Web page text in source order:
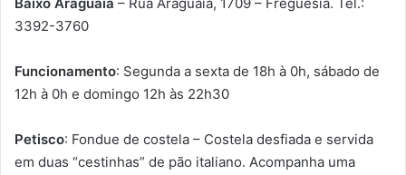
3392-3760
Funcionamento: Segunda a sexta de 18h à 0h, sábado de
12h à 0h e domingo 12h às 22h30
Petisco: Fondue de costela – Costela desfiada e servida
em duas “cestinhas” de pão italiano. Acompanha uma